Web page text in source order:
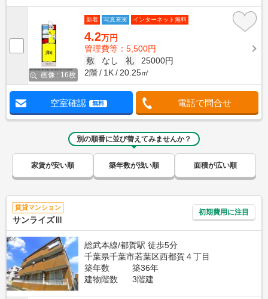
画像 : 16枚
新着 写真充実 インターネット無料
4.2万円
管理費等：5,500円
敷
なし 礼
25000円
2階
1K 20.25㎡
空室確認 無料 電話で問合せ
別の順番に並び替えてみませんか？
家賃が安い順 築年数が浅い順 面積が広い順
賃貸マンション
サンライズⅢ
初期費用に注目
総武本線/都賀駅 徒歩5分
千葉県千葉市若葉区西都賀４丁目
築年数
築36年
建物階数
3階建